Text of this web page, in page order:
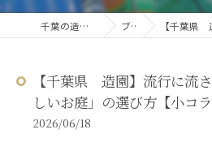
千葉の造園なら結ニワ屋 ブログ 【千葉県 造園】流行
【千葉県 造園】流行に流
しいお庭」の選び方【小コラ
2026/06/18